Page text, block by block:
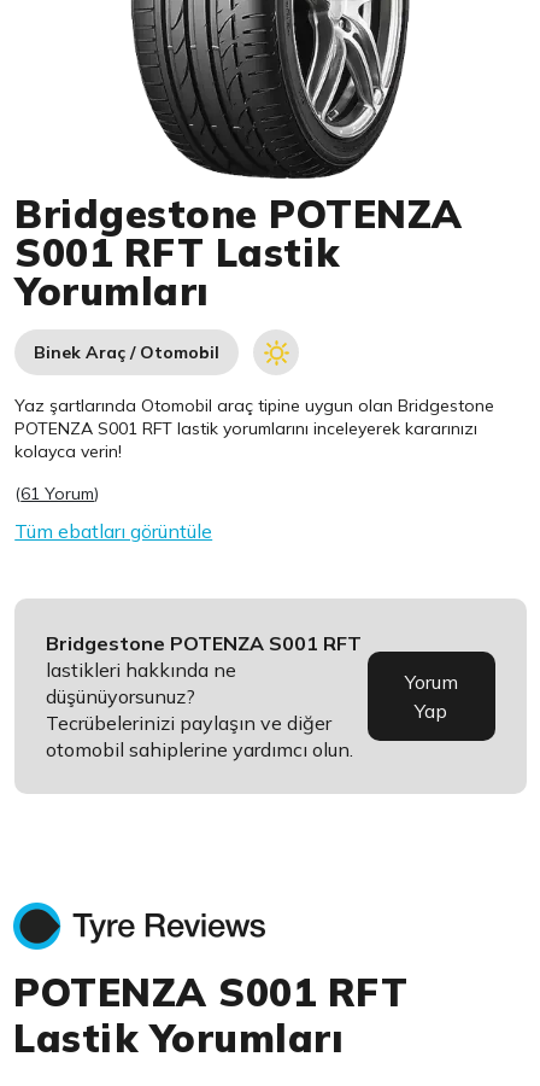
Bridgestone POTENZA
S001 RFT Lastik
Yorumları
Binek Araç / Otomobil
Yaz şartlarında Otomobil araç tipine uygun olanBridgestone
POTENZA S001 RFT lastik yorumlarını inceleyerek kararınızı
kolayca verin!
(61 Yorum)
Tüm ebatları görüntüle
Bridgestone POTENZA S001 RFT
lastikleri hakkında ne
düşünüyorsunuz?
Tecrübelerinizi paylaşın ve diğer
otomobil sahiplerine yardımcı olun.
Yorum
Yap
POTENZA S001 RFT
Lastik Yorumları